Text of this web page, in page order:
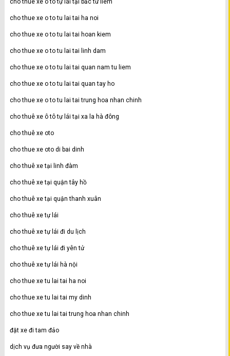
cho thue xe o to tu lai tai ha noi
cho thue xe o to tu lai tai hoan kiem
cho thue xe o to tu lai tai linh dam
cho thue xe o to tu lai tai quan nam tu liem
cho thue xe o to tu lai tai quan tay ho
cho thue xe o to tu lai tai trung hoa nhan chinh
cho thuê xe ô tô tự lái tại xa la hà đông
cho thuê xe oto
cho thue xe oto di bai dinh
cho thuê xe tại linh đàm
cho thuê xe tại quận tây hồ
cho thuê xe tại quận thanh xuân
cho thuê xe tự lái
cho thuê xe tự lái đi du lịch
cho thuê xe tự lái đi yên tử
cho thuê xe tự lái hà nội
cho thue xe tu lai tai ha noi
cho thue xe tu lai tai my dinh
cho thue xe tu lai tai trung hoa nhan chinh
đặt xe đi tam đảo
dịch vụ đưa người say về nhà